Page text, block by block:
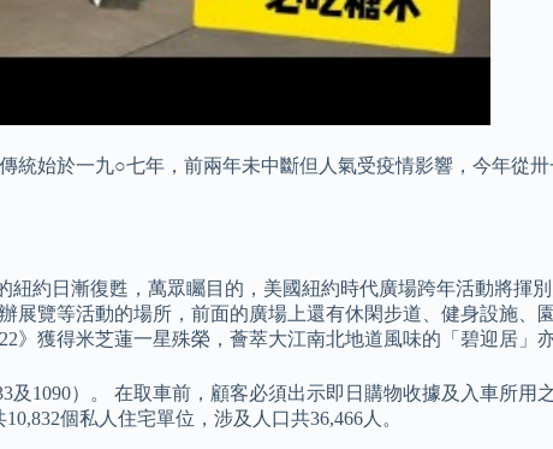
始於一九○七年，前兩年未中斷但人氣受疫情影響，今年從
約日漸復甦，萬眾矚目的，美國紐約時代廣場跨年活動將揮
覽等活動的場所，前面的廣場上還有休閑步道、健身設施、
獲得米芝蓮一星殊榮，薈萃大江南北地道風味的「碧迎居」
1090）。 在取車前，顧客必須出示即日購物收據及入車所用
個私人住宅單位，涉及人口共36,466人。